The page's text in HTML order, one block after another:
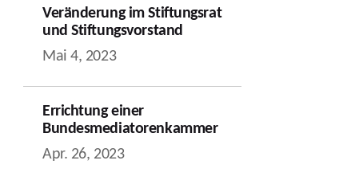
Veränderung im Stiftungsrat
und Stiftungsvorstand
Mai 4, 2023
Errichtung einer
Bundesmediatorenkammer
Apr. 26, 2023